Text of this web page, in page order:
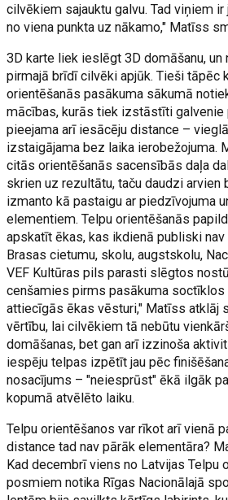
cilvēkiem sajauktu galvu. Tad viņiem
no viena punkta uz nākamo," Matīss
3D karte liek ieslēgt 3D domāšanu, un
pirmajā brīdī cilvēki apjūk. Tieši tāpēc
orientēšanās pasākuma sākumā
mācības, kurās tiek izstāstīti galvenie
pieejama arī iesācēju distance –
izstaigājama bez laika ierobežojuma.
citās orientēšanās sacensībās daļa
skrien uz rezultātu, taču daudzi arvien
izmanto kā pastaigu ar piedzīvojuma
elementiem. Telpu orientēšanās
apskatīt ēkas, kas ikdienā publiski
Brasas cietumu, skolu, augstskolu,
VEF Kultūras pils parasti slēgtos
cenšamies pirms pasākuma
attiecīgās ēkas vēsturi," Matīss atklāj
vērtību, lai cilvēkiem tā nebūtu
domāšanas, bet gan arī izzinoša
iespēju telpas izpētīt jau pēc
nosacījums – "neiesprūst" ēkā ilgāk
kopumā atvēlēto laiku.
Telpu orientēšanos var rīkot arī vienā
distance tad nav pārāk elementāra?
Kad decembrī viens no Latvijas Telpu
posmiem notika Rīgas Nacionālajā